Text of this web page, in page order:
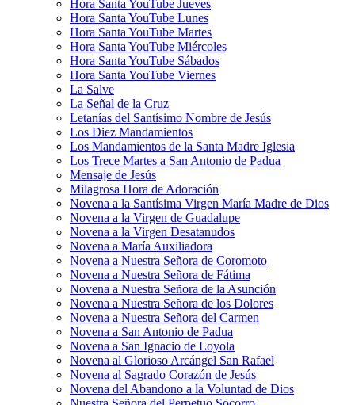
Hora Santa YouTube Jueves
Hora Santa YouTube Lunes
Hora Santa YouTube Martes
Hora Santa YouTube Miércoles
Hora Santa YouTube Sábados
Hora Santa YouTube Viernes
La Salve
La Señal de la Cruz
Letanías del Santísimo Nombre de Jesús
Los Diez Mandamientos
Los Mandamientos de la Santa Madre Iglesia
Los Trece Martes a San Antonio de Padua
Mensaje de Jesús
Milagrosa Hora de Adoración
Novena a la Santísima Virgen María Madre de Dios
Novena a la Virgen de Guadalupe
Novena a la Virgen Desatanudos
Novena a María Auxiliadora
Novena a Nuestra Señora de Coromoto
Novena a Nuestra Señora de Fátima
Novena a Nuestra Señora de la Asunción
Novena a Nuestra Señora de los Dolores
Novena a Nuestra Señora del Carmen
Novena a San Antonio de Padua
Novena a San Ignacio de Loyola
Novena al Glorioso Arcángel San Rafael
Novena al Sagrado Corazón de Jesús
Novena del Abandono a la Voluntad de Dios